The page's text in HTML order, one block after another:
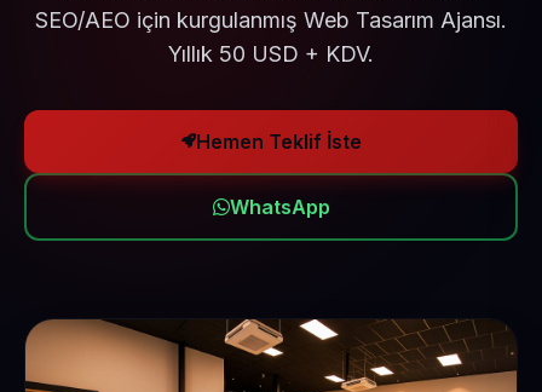
SEO/AEO için kurgulanmış Web Tasarım Ajansı.
Yıllık 50 USD + KDV.
Hemen Teklif İste
WhatsApp